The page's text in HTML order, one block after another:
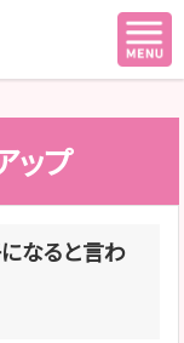
ップ
なると言わ